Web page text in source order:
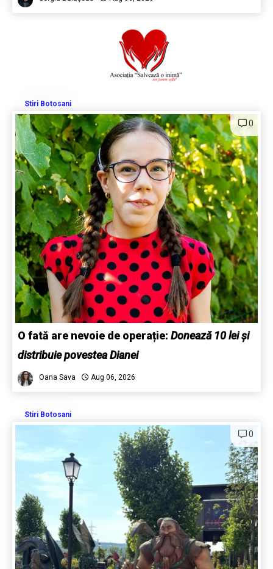
Stiri Botosani
0
O fată are nevoie de operație: Donează 10 lei și
distribuie povestea Dianei
Oana Sava Aug 06, 2026
Stiri Botosani
0